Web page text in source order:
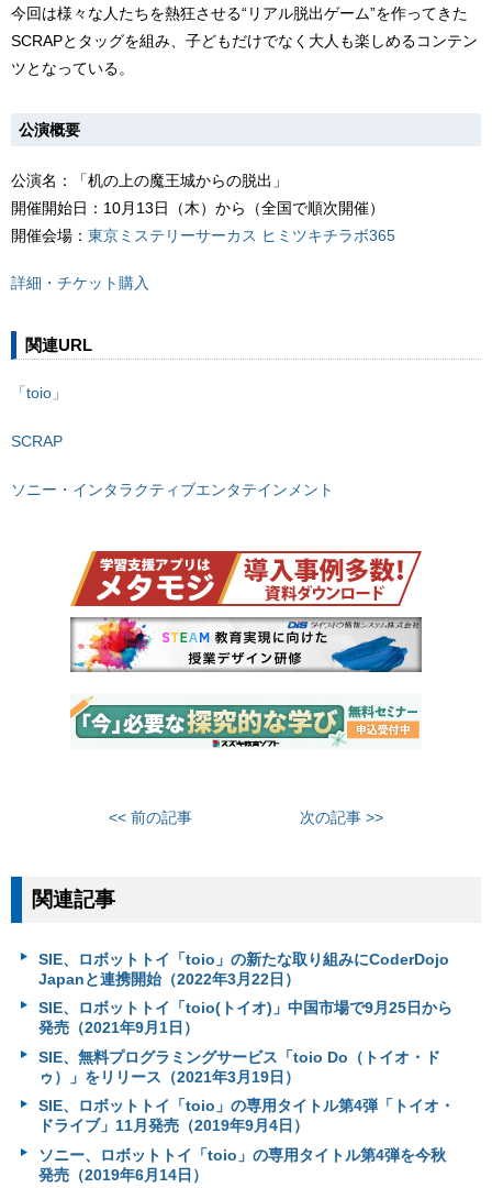
今回は様々な人たちを熱狂させる“リアル脱出ゲーム”を作ってきた
SCRAPとタッグを組み、子どもだけでなく大人も楽しめるコンテン
ツとなっている。
公演概要
公演名：「机の上の魔王城からの脱出」
開催開始日：10月13日（木）から（全国で順次開催）
開催会場： 東京ミステリーサーカス ヒミツキチラボ365
詳細・チケット購入
関連URL
「toio」
SCRAP
ソニー・インタラクティブエンタテインメント
<< 前の記事 次の記事 >>
関連記事
SIE、ロボットトイ「toio」の新たな取り組みにCoderDojo
Japanと連携開始（2022年3月22日）
SIE、ロボットトイ「toio(トイオ)」中国市場で9月25日から
発売（2021年9月1日）
SIE、無料プログラミングサービス「toio Do（トイオ・ド
ゥ）」をリリース（2021年3月19日）
SIE、ロボットトイ「toio」の専用タイトル第4弾「トイオ・
ドライブ」11月発売（2019年9月4日）
ソニー、ロボットトイ「toio」の専用タイトル第4弾を今秋
発売（2019年6月14日）